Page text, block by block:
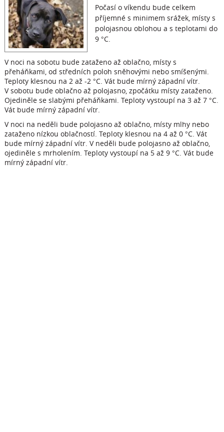
Počasí o víkendu bude celkem
příjemné s minimem srážek, místy s
polojasnou oblohou a s teplotami do
9 °C.
V noci na sobotu bude zataženo až oblačno, místy s
přeháňkami, od středních poloh sněhovými nebo smíšenými.
Teploty klesnou na 2 až -2 °C. Vát bude mírný západní vítr.
V sobotu bude oblačno až polojasno, zpočátku místy zataženo.
Ojediněle se slabými přeháňkami. Teploty vystoupí na 3 až 7 °C.
Vát bude mírný západní vítr.
V noci na neděli bude polojasno až oblačno, místy mlhy nebo
zataženo nízkou oblačností. Teploty klesnou na 4 až 0 °C. Vát
bude mírný západní vítr. V neděli bude polojasno až oblačno,
ojediněle s mrholením. Teploty vystoupí na 5 až 9 °C. Vát bude
mírný západní vítr.